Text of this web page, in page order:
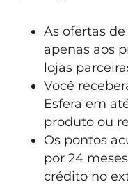
As ofertas
apenas aos
lojas
Você
Esfera em
produto ou
Os pontos
por 24
crédito no